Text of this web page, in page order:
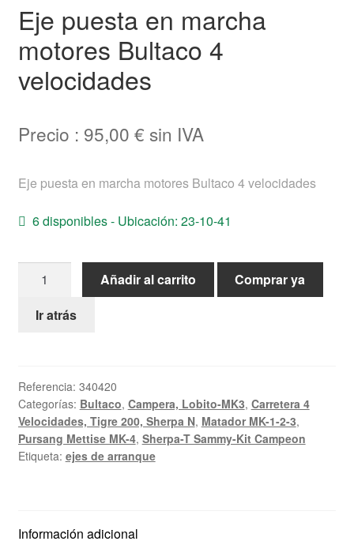
Testimonios
Ofertas
Español
Eje puesta en marcha
motores Bultaco 4
velocidades
Precio : 95,00 € sin IVA
Eje puesta en marcha motores Bultaco 4 velocidades
6 disponibles - Ubicación: 23-10-41
4
velocidades
cantidad
Añadir al carrito
Comprar ya
Ir atrás
Referencia: 340420
Categorías: Bultaco, Campera, Lobito-MK3, Carretera 4
Velocidades, Tigre 200, Sherpa N, Matador MK-1-2-3,
Pursang Mettise MK-4, Sherpa-T Sammy-Kit Campeon
Etiqueta: ejes de arranque
Información adicional